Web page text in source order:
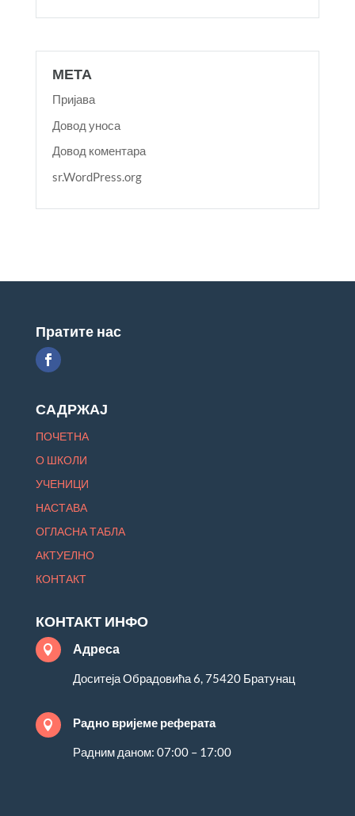
МЕТА
Пријава
Довод уноса
Довод коментара
sr.WordPress.org
Пратите нас
САДРЖАЈ
ПОЧЕТНА
О ШКОЛИ
УЧЕНИЦИ
НАСТАВА
ОГЛАСНА ТАБЛА
АКТУЕЛНО
КОНТАКТ
КОНТАКТ ИНФО
 Адреса
Доситеја Обрадовића 6, 75420 Братунац
 Радно вријеме реферата
Радним даном: 07:00 – 17:00